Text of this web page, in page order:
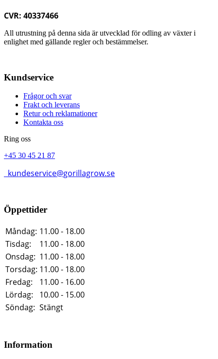
CVR: 40337466
All utrustning på denna sida är utvecklad för odling av växter i
enlighet med gällande regler och bestämmelser.
Kundservice
Frågor och svar
Frakt och leverans
Retur och reklamationer
Kontakta oss
Ring oss
+45 30 45 21 87
kundeservice@gorillagrow.se
Öppettider
Måndag: 11.00 - 18.00
Tisdag:
11.00 - 18.00
Onsdag: 11.00 - 18.00
Torsdag: 11.00 - 18.00
Fredag:
11.00 - 16.00
Lördag:
10.00 - 15.00
Söndag: Stängt
Information